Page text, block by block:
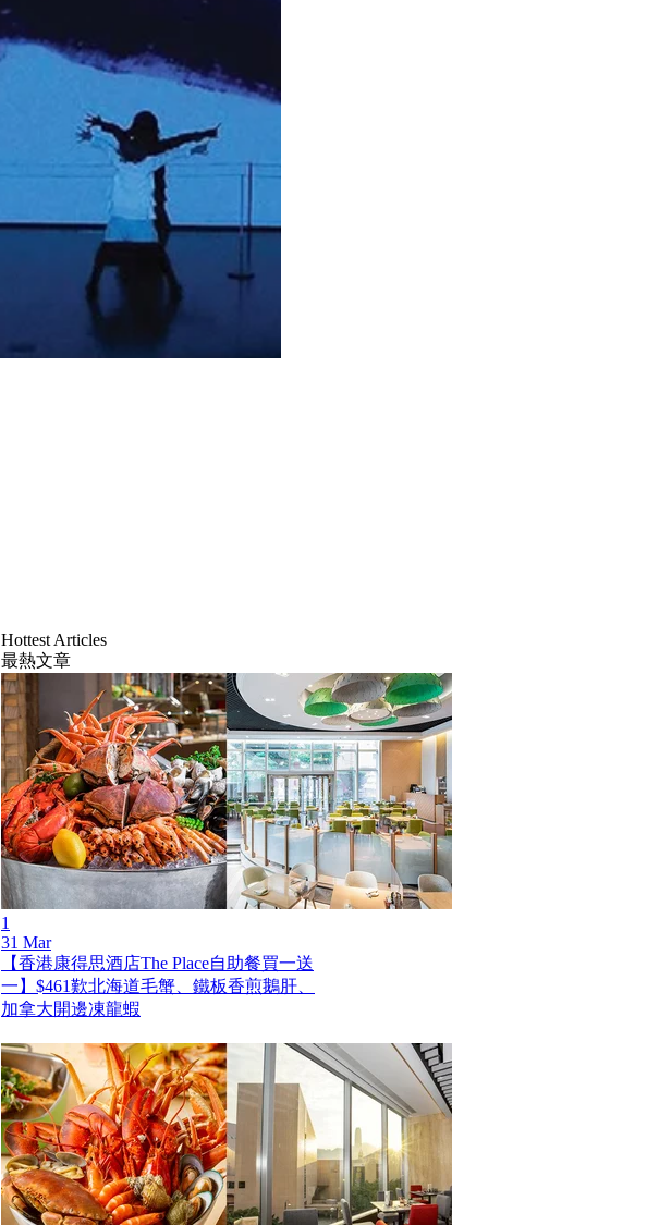
Hottest Articles
最熱文章
1
31 Mar
【香港康得思酒店The Place自助餐買一送
一】$461歎北海道毛蟹、鐵板香煎鵝肝、
加拿大開邊凍龍蝦